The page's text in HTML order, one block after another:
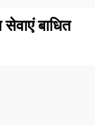
बाधित